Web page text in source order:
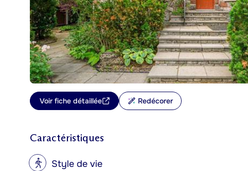
Voir fiche détaillée Redécorer
Caractéristiques
? Style de vie